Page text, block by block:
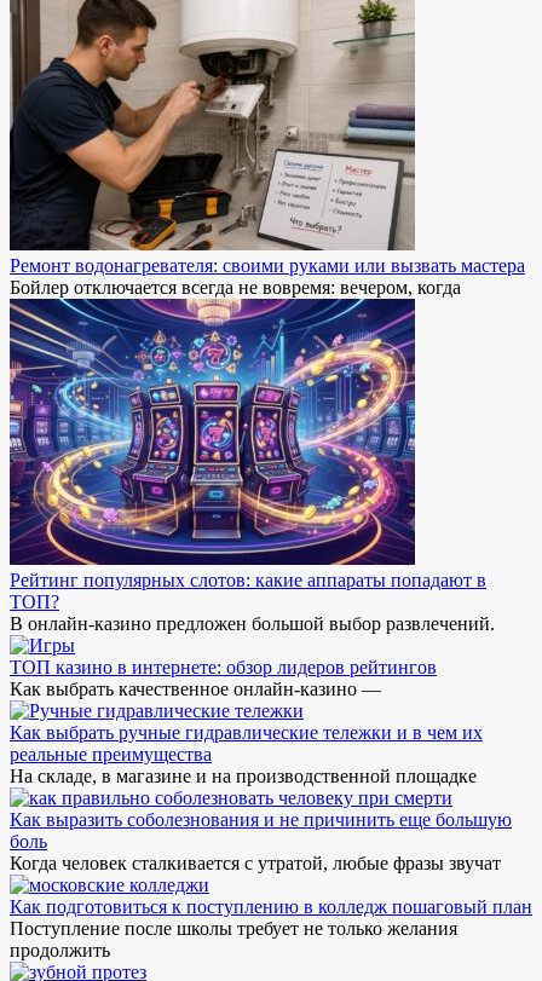
Ремонт водонагревателя: своими руками или вызвать мастера
Бойлер отключается всегда не вовремя: вечером, когда
Рейтинг популярных слотов: какие аппараты попадают в
ТОП?
В онлайн-казино предложен большой выбор развлечений.
ТОП казино в интернете: обзор лидеров рейтингов
Как выбрать качественное онлайн-казино —
Как выбрать ручные гидравлические тележки и в чем их
реальные преимущества
На складе, в магазине и на производственной площадке
Как выразить соболезнования и не причинить еще большую
боль
Когда человек сталкивается с утратой, любые фразы звучат
Как подготовиться к поступлению в колледж пошаговый план
Поступление после школы требует не только желания
продолжить